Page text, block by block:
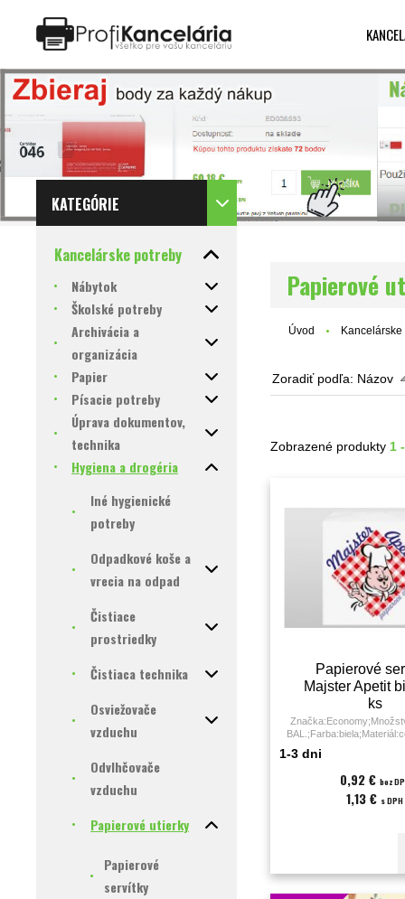
KATEGÓRIE
Kancelárske potreby
Nábytok
Školské potreby
Archivácia a
organizácia
Papier
Písacie potreby
Úprava dokumentov,
technika
Hygiena a drogéria
Iné hygienické
potreby
Odpadkové koše a
vrecia na odpad
Čistiace
prostriedky
Čistiaca technika
Osviežovače
vzduchu
Odvlhčovače
vzduchu
Papierové utierky
Papierové
servítky
Papierové
Úvod
Zoradiť podľa: Názov
Zobrazené produkty1
Papierové
Majster Apetit
ks
1-3 dni
0,92 € bez
1,13 € s DPH
Katalóg internetových stránok Designed by Rawpixel.com